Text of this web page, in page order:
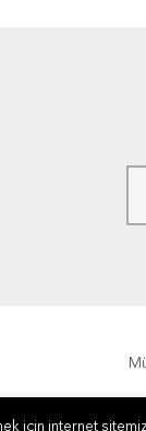
için internet